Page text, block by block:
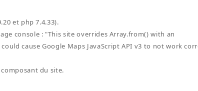
et php 7.4.33).
console : "This site overrides Array.from() with an
cause Google Maps JavaScript API v3 to not work
du site.